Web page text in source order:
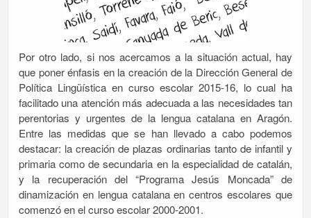
Por otro lado, si nos acercamos a la situación actual, hay
que poner énfasis en la creación de la Dirección General de
Política Lingüística en curso escolar 2015-16, lo cual ha
facilitado una atención más adecuada a las necesidades tan
perentorias y urgentes de la lengua catalana en Aragón.
Entre las medidas que se han llevado a cabo podemos
destacar: la creación de plazas ordinarias tanto de infantil y
primaria como de secundaria en la especialidad de catalán,
y la recuperación del “Programa Jesús Moncada” de
dinamización en lengua catalana en centros escolares que
comenzó en el curso escolar 2000-2001.